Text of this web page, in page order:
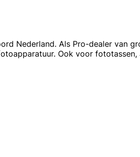
Nederland. Als Pro-dealer van
Ook voor fototassen,